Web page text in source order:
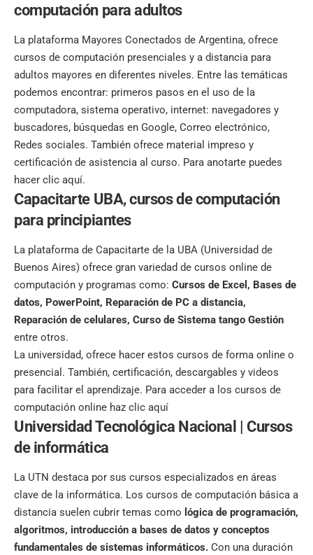
computación para adultos
La plataforma Mayores Conectados de Argentina, ofrece
cursos de computación presenciales y a distancia para
adultos mayores en diferentes niveles. Entre las temáticas
podemos encontrar: primeros pasos en el uso de la
computadora, sistema operativo, internet: navegadores y
buscadores, búsquedas en Google, Correo electrónico,
Redes sociales. También ofrece material impreso y
certificación de asistencia al curso. Para anotarte puedes
hacer clic aquí.
Capacitarte UBA, cursos de computación
para principiantes
La plataforma de Capacitarte de la UBA (Universidad de
Buenos Aires) ofrece gran variedad de cursos online de
computación y programas como: Cursos de Excel, Bases de
datos, PowerPoint, Reparación de PC a distancia,
Reparación de celulares, Curso de Sistema tango Gestión
entre otros.
La universidad, ofrece hacer estos cursos de forma online o
presencial. También, certificación, descargables y videos
para facilitar el aprendizaje. Para acceder a los cursos de
computación online haz clic aquí
Universidad Tecnológica Nacional | Cursos
de informática
La UTN destaca por sus cursos especializados en áreas
clave de la informática. Los cursos de computación básica a
distancia suelen cubrir temas como lógica de programación,
algoritmos, introducción a bases de datos y conceptos
fundamentales de sistemas informáticos. Con una duración